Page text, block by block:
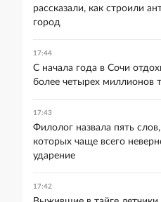
рассказали, как строили
город
17:44
С начала года в Сочи
более четырех миллионов
17:43
Филолог назвала пять
которых чаще всего
ударение
17:42